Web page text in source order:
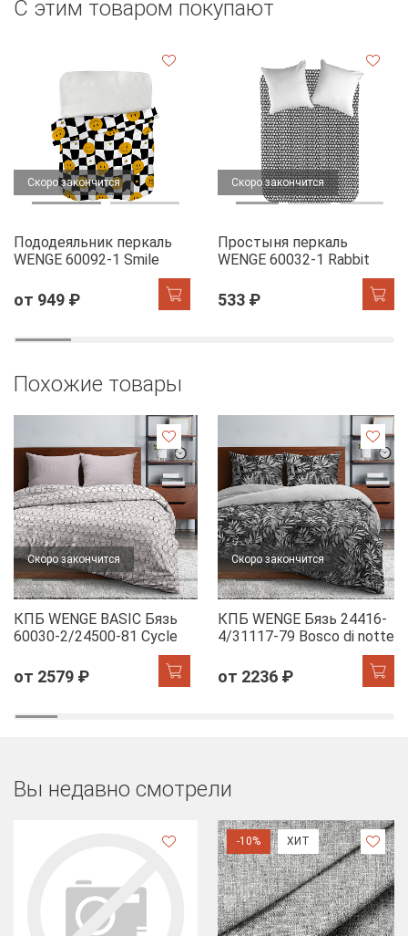
С этим товаром покупают
Скоро закончится
Пододеяльник перкаль
WENGE 60092-1 Smile
от 949 ₽
Скоро закончится
Простыня перкаль
WENGE 60032-1 Rabbit
533 ₽
Похожие товары
Скоро закончится
КПБ WENGE BASIC Бязь
60030-2/24500-81 Cycle
от 2579 ₽
Скоро закончится
КПБ WENGE Бязь 24416-
4/31117-79 Bosco di notte
от 2236 ₽
Вы недавно смотрели
-10% ХИТ